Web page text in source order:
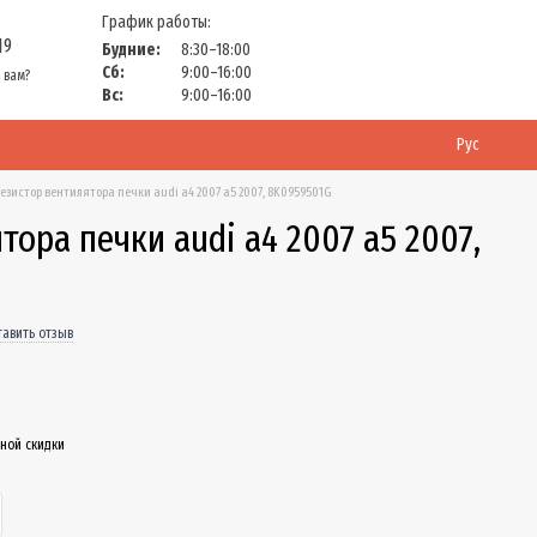
вам?
График работы:
Будние:
8:30–18:00
Сб:
9:00–16:00
Вс:
9:00–16:00
Рус
вентилятора печки audi а4 2007 а5 2007, 8K0959501G
печки audi а4 2007 а5 2007,
отзыв
скидки